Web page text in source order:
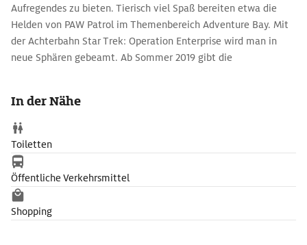
Aufregendes zu bieten. Tierisch viel Spaß bereiten etwa die
Helden von PAW Patrol im Themenbereich Adventure Bay. Mit
der Achterbahn Star Trek: Operation Enterprise wird man in
neue Sphären gebeamt. Ab Sommer 2019 gibt die
In der Nähe
Toiletten
Öffentliche Verkehrsmittel
Shopping